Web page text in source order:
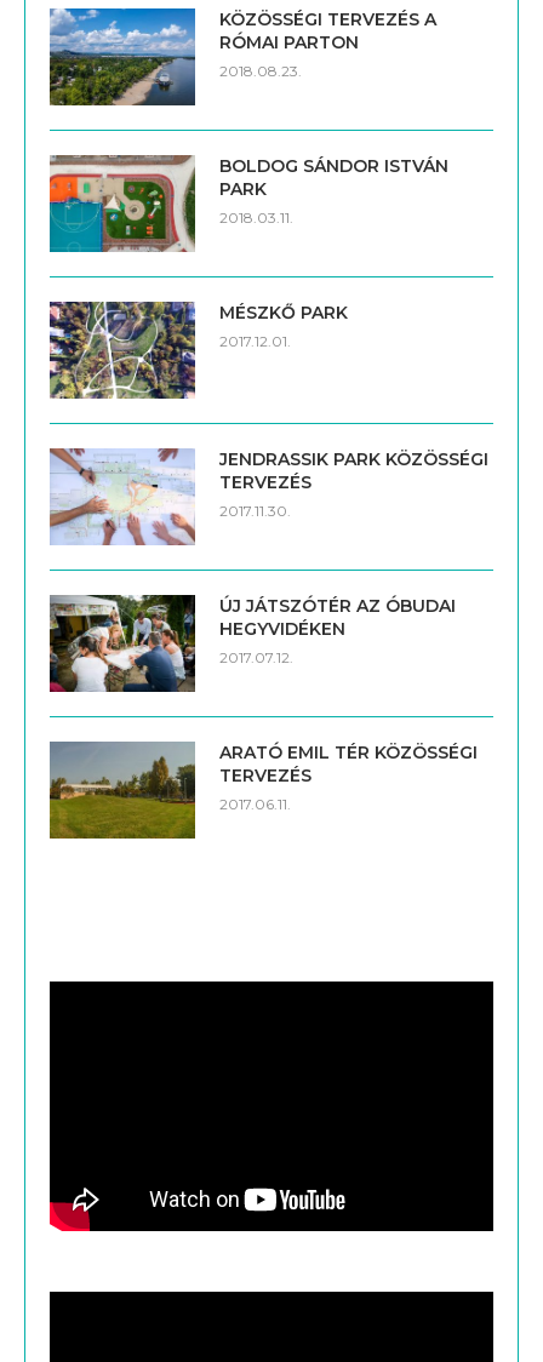
KÖZÖSSÉGI TERVEZÉS A
RÓMAI PARTON
2018.08.23.
BOLDOG SÁNDOR ISTVÁN
PARK
2018.03.11.
MÉSZKŐ PARK
2017.12.01.
JENDRASSIK PARK KÖZÖSSÉGI
TERVEZÉS
2017.11.30.
ÚJ JÁTSZÓTÉR AZ ÓBUDAI
HEGYVIDÉKEN
2017.07.12.
ARATÓ EMIL TÉR KÖZÖSSÉGI
TERVEZÉS
2017.06.11.